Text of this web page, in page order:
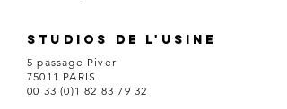
Studios de l'usine
5 passage Piver
75011 PARIS
00 33 (0)1 82 83 79 32